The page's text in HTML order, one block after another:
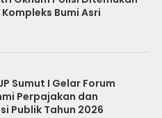
Bumi Asri
Sumut I Gelar Forum
Perpajakan dan
Publik Tahun 2026